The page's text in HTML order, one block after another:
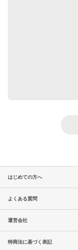
はじめての方へ
よくある質問
運営会社
特商法に基づく表記